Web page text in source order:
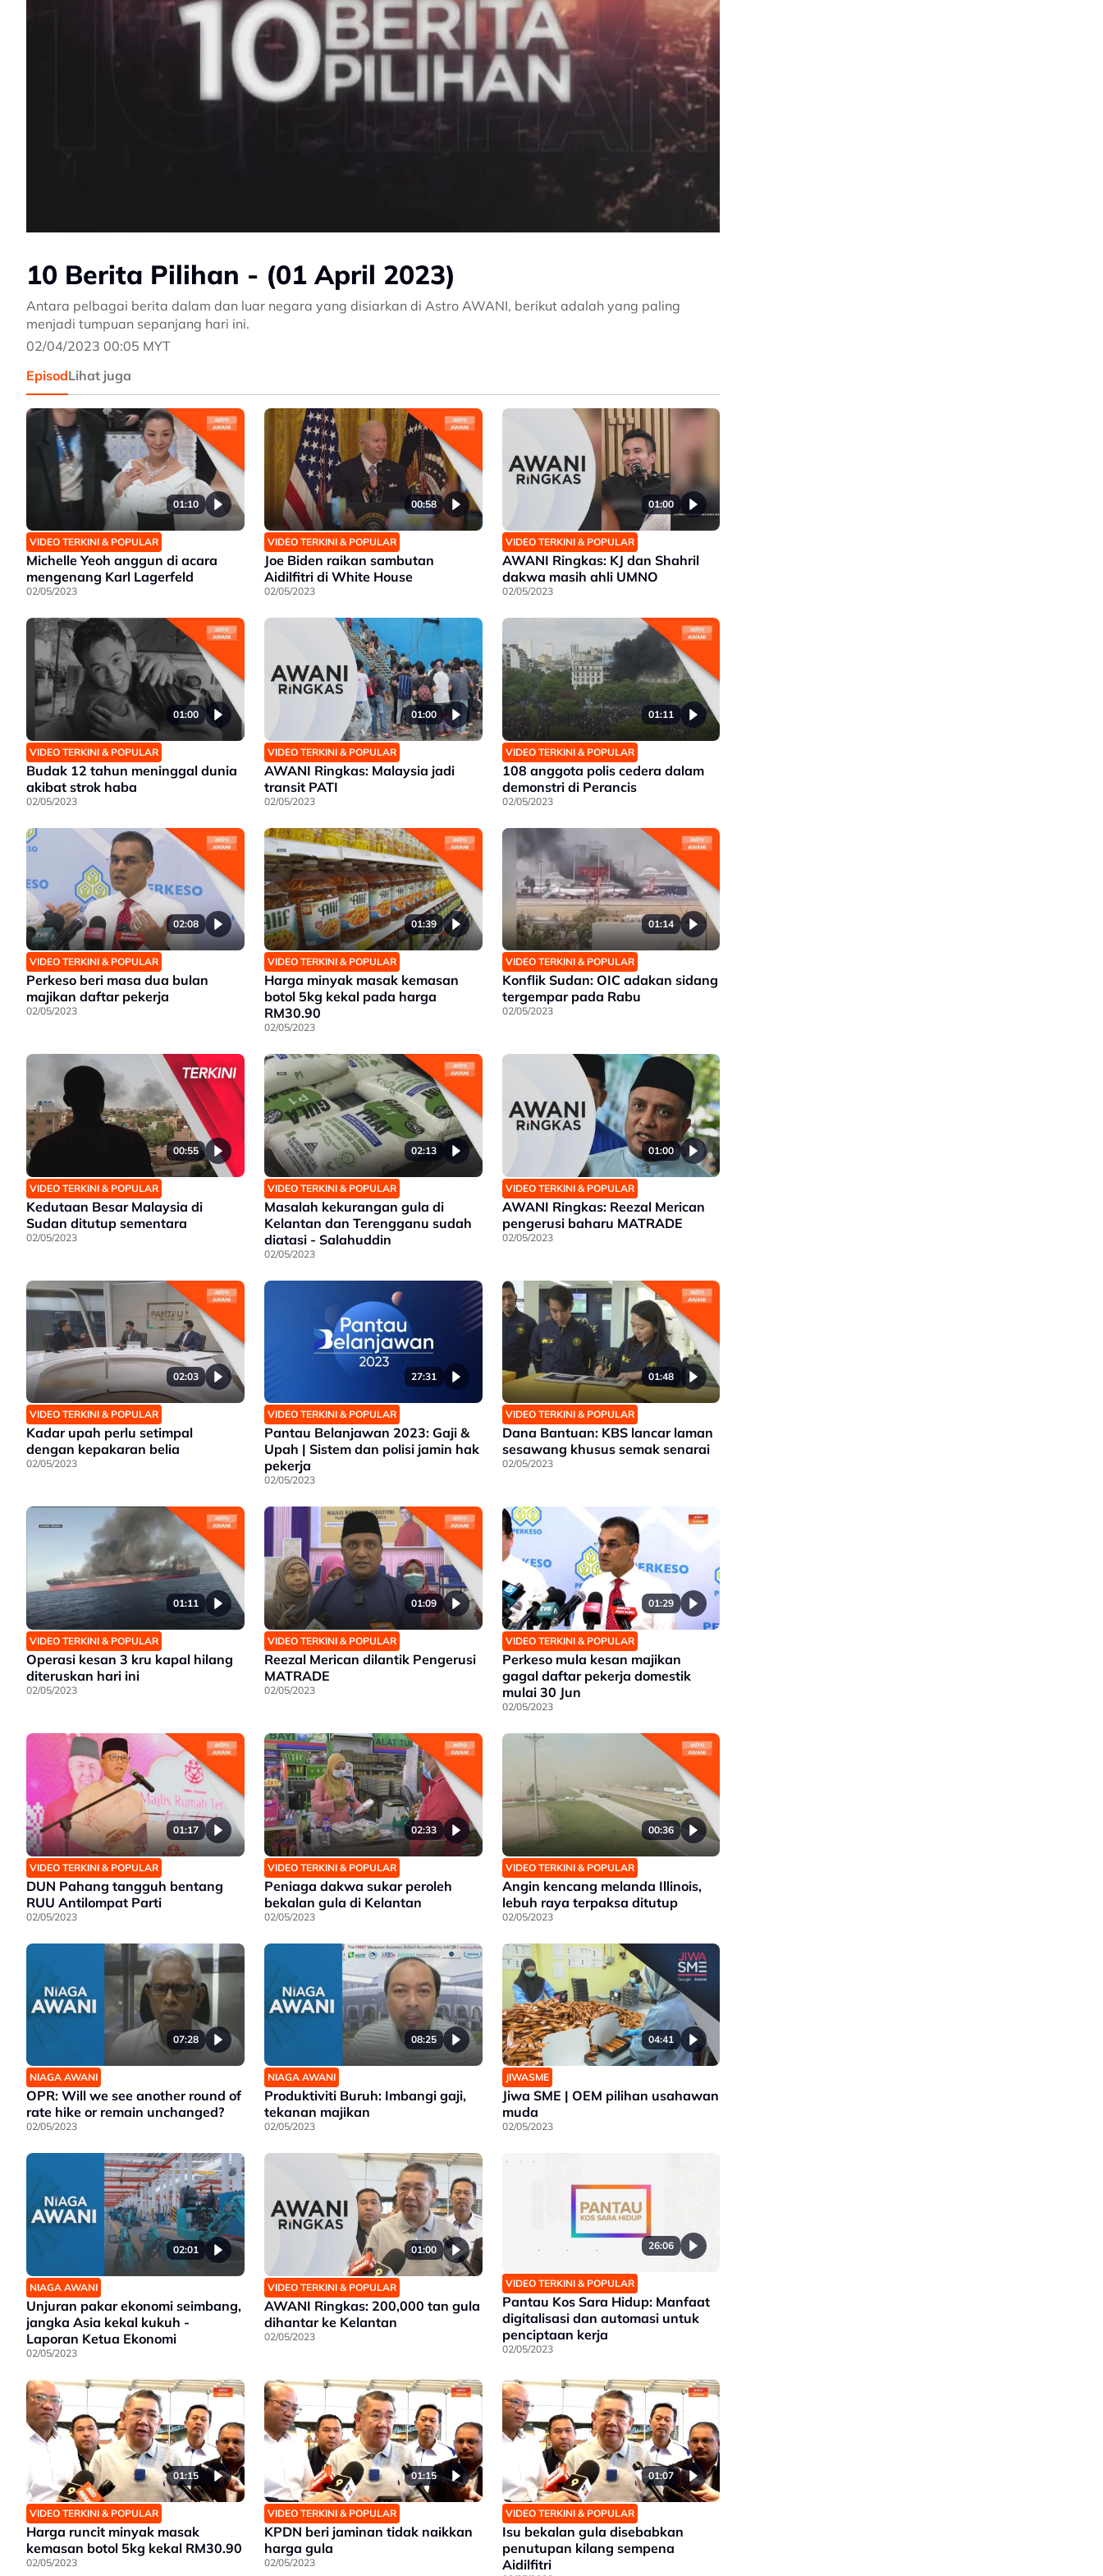
10 Berita Pilihan - (01 April 2023)
Antara pelbagai berita dalam dan luar negara yang disiarkan di Astro AWANI, berikut adalah yang paling
menjadi tumpuan sepanjang hari ini.
02/04/2023 00:05 MYT
EpisodLihat juga
01:10
VIDEO TERKINI & POPULAR
Michelle Yeoh anggun di acara
mengenang Karl Lagerfeld
02/05/2023
00:58
VIDEO TERKINI & POPULAR
Joe Biden raikan sambutan
Aidilfitri di White House
02/05/2023
01:00
VIDEO TERKINI & POPULAR
AWANI Ringkas: KJ dan Shahril
dakwa masih ahli UMNO
02/05/2023
01:00
VIDEO TERKINI & POPULAR
Budak 12 tahun meninggal dunia
akibat strok haba
02/05/2023
01:00
VIDEO TERKINI & POPULAR
AWANI Ringkas: Malaysia jadi
transit PATI
02/05/2023
01:11
VIDEO TERKINI & POPULAR
108 anggota polis cedera dalam
demonstri di Perancis
02/05/2023
02:08
VIDEO TERKINI & POPULAR
Perkeso beri masa dua bulan
majikan daftar pekerja
02/05/2023
01:39
VIDEO TERKINI & POPULAR
Harga minyak masak kemasan
botol 5kg kekal pada harga
RM30.90
02/05/2023
01:14
VIDEO TERKINI & POPULAR
Konflik Sudan: OIC adakan sidang
tergempar pada Rabu
02/05/2023
00:55
VIDEO TERKINI & POPULAR
Kedutaan Besar Malaysia di
Sudan ditutup sementara
02/05/2023
02:13
VIDEO TERKINI & POPULAR
Masalah kekurangan gula di
Kelantan dan Terengganu sudah
diatasi - Salahuddin
02/05/2023
01:00
VIDEO TERKINI & POPULAR
AWANI Ringkas: Reezal Merican
pengerusi baharu MATRADE
02/05/2023
02:03
VIDEO TERKINI & POPULAR
Kadar upah perlu setimpal
dengan kepakaran belia
02/05/2023
27:31
VIDEO TERKINI & POPULAR
Pantau Belanjawan 2023: Gaji &
Upah | Sistem dan polisi jamin hak
pekerja
02/05/2023
01:48
VIDEO TERKINI & POPULAR
Dana Bantuan: KBS lancar laman
sesawang khusus semak senarai
02/05/2023
01:11
VIDEO TERKINI & POPULAR
Operasi kesan 3 kru kapal hilang
diteruskan hari ini
02/05/2023
01:09
VIDEO TERKINI & POPULAR
Reezal Merican dilantik Pengerusi
MATRADE
02/05/2023
01:29
VIDEO TERKINI & POPULAR
Perkeso mula kesan majikan
gagal daftar pekerja domestik
mulai 30 Jun
02/05/2023
01:17
VIDEO TERKINI & POPULAR
DUN Pahang tangguh bentang
RUU Antilompat Parti
02/05/2023
02:33
VIDEO TERKINI & POPULAR
Peniaga dakwa sukar peroleh
bekalan gula di Kelantan
02/05/2023
00:36
VIDEO TERKINI & POPULAR
Angin kencang melanda Illinois,
lebuh raya terpaksa ditutup
02/05/2023
07:28
NIAGA AWANI
OPR: Will we see another round of
rate hike or remain unchanged?
02/05/2023
08:25
NIAGA AWANI
Produktiviti Buruh: Imbangi gaji,
tekanan majikan
02/05/2023
04:41
JIWASME
Jiwa SME | OEM pilihan usahawan
muda
02/05/2023
02:01
NIAGA AWANI
Unjuran pakar ekonomi seimbang,
jangka Asia kekal kukuh -
Laporan Ketua Ekonomi
02/05/2023
01:00
VIDEO TERKINI & POPULAR
AWANI Ringkas: 200,000 tan gula
dihantar ke Kelantan
02/05/2023
26:06
VIDEO TERKINI & POPULAR
Pantau Kos Sara Hidup: Manfaat
digitalisasi dan automasi untuk
penciptaan kerja
02/05/2023
01:15
VIDEO TERKINI & POPULAR
Harga runcit minyak masak
kemasan botol 5kg kekal RM30.90
02/05/2023
01:15
VIDEO TERKINI & POPULAR
KPDN beri jaminan tidak naikkan
harga gula
02/05/2023
01:07
VIDEO TERKINI & POPULAR
Isu bekalan gula disebabkan
penutupan kilang sempena
Aidilfitri